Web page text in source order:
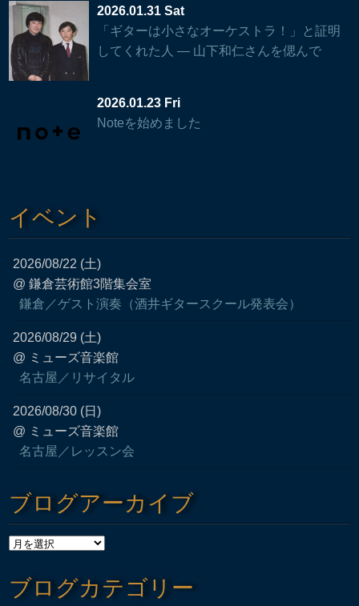
2026.01.31 Sat
「ギターは小さなオーケストラ！」と証明
してくれた人 — 山下和仁さんを偲んで
2026.01.23 Fri
Noteを始めました
イベント
2026/08/22 (土)
@ 鎌倉芸術館3階集会室
鎌倉／ゲスト演奏（酒井ギタースクール発表会）
2026/08/29 (土)
@ ミューズ音楽館
名古屋／リサイタル
2026/08/30 (日)
@ ミューズ音楽館
名古屋／レッスン会
ブログアーカイブ
ブログカテゴリー